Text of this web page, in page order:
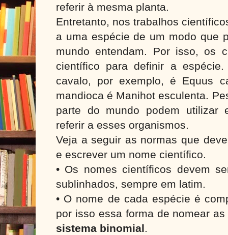
referir à mesma planta.
Entretanto, nos trabalhos
a uma espécie de um modo que
mundo entendam. Por isso, os
científico para definir a espécie.
cavalo, por exemplo, é Equus
mandioca é Manihot esculenta.
parte do mundo podem utilizar
referir a esses organismos.
Veja a seguir as normas que
e escrever um nome científico.
• Os nomes científicos devem
sublinhados, sempre em latim.
• O nome de cada espécie é
por isso essa forma de nomear
sistema binomial.